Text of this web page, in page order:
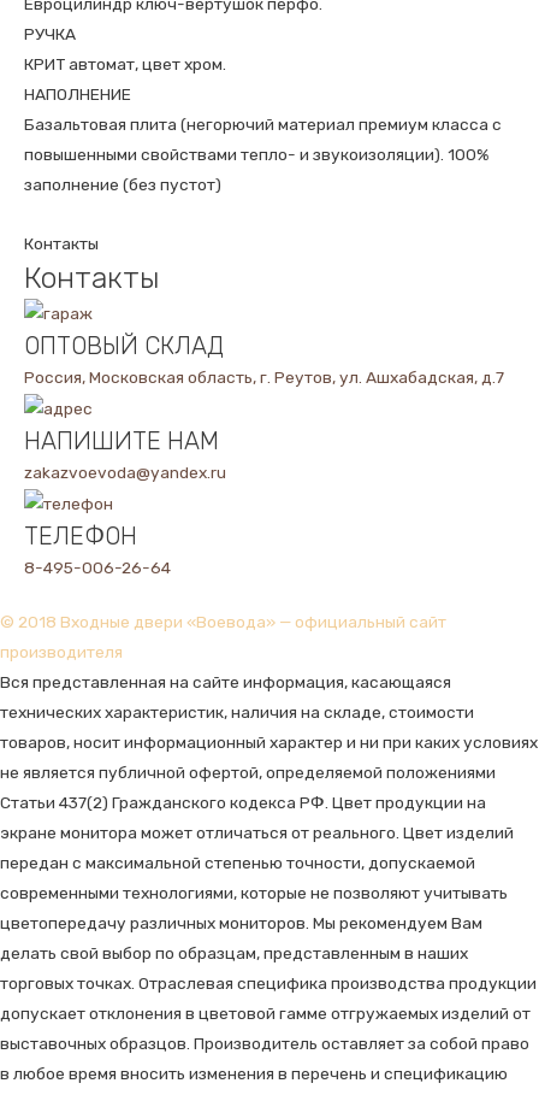
РУЧКА
КРИТ автомат, цвет хром.
НАПОЛНЕНИЕ
Базальтовая плита (негорючий материал премиум класса с
повышенными свойствами тепло- и звукоизоляции). 100%
заполнение (без пустот)
Контакты
Контакты
ОПТОВЫЙ СКЛАД
Россия, Московская область, г. Реутов, ул. Ашхабадская, д.7
НАПИШИТЕ НАМ
zakazvoevoda@yandex.ru
ТЕЛЕФОН
8-495-006-26-64
© 2018 Входные двери «Воевода» — официальный сайт
производителя
Вся представленная на сайте информация, касающаяся
технических характеристик, наличия на складе, стоимости
товаров, носит информационный характер и ни при каких условиях
не является публичной офертой, определяемой положениями
Статьи 437(2) Гражданского кодекса РФ. Цвет продукции на
экране монитора может отличаться от реального. Цвет изделий
передан с максимальной степенью точности, допускаемой
современными технологиями, которые не позволяют учитывать
цветопередачу различных мониторов. Мы рекомендуем Вам
делать свой выбор по образцам, представленным в наших
торговых точках. Отраслевая специфика производства продукции
допускает отклонения в цветовой гамме отгружаемых изделий от
выставочных образцов. Производитель оставляет за собой право
в любое время вносить изменения в перечень и спецификацию